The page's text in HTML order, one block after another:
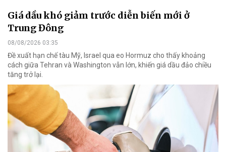
Giá dầu khó giảm trước diễn biến mới ở
Trung Đông
08/08/2026 03:35
Đề xuất hạn chế tàu Mỹ, Israel qua eo Hormuz cho thấy khoảng
cách giữa Tehran và Washington vẫn lớn, khiến giá dầu đảo chiều
tăng trở lại.